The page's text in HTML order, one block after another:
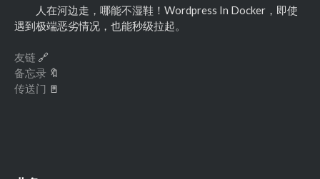
人在河边走，哪能不湿鞋！Wordpress In Docker，即使
遇到极端恶劣情况，也能秒级拉起。
友链 🔗
备忘录 🔖
传送门 🚪